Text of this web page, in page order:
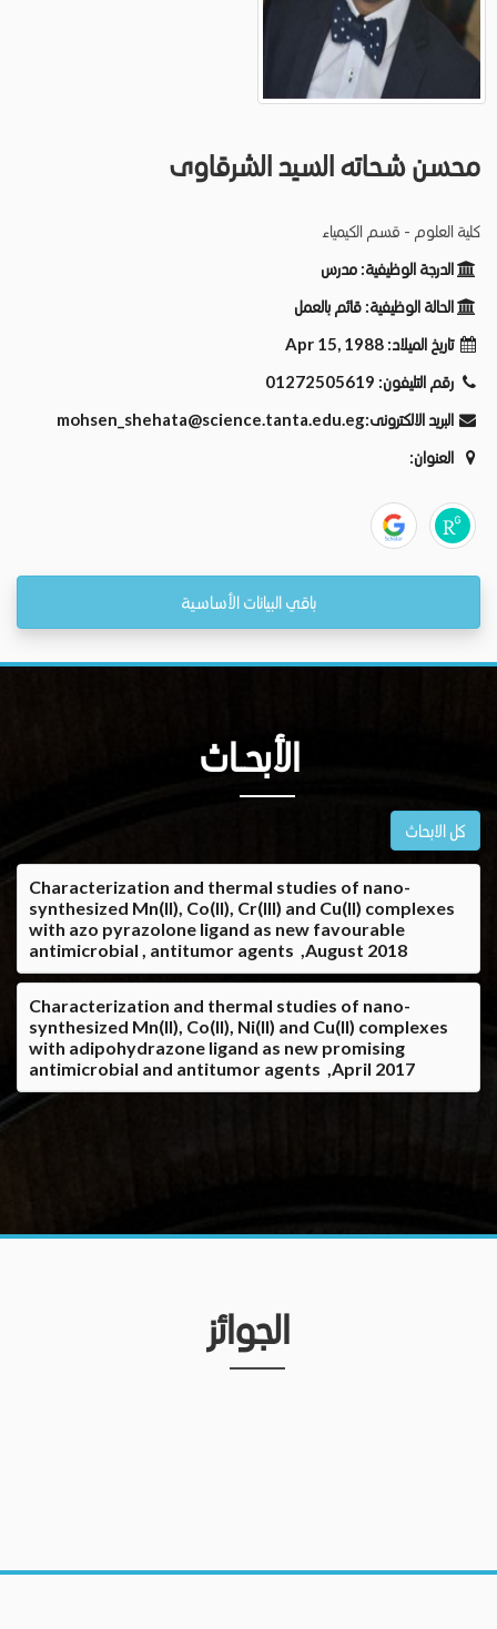
محسن شحاته السيد الشرقاوى
كلية العلوم - قسم الكيمياء
الدرجة الوظيفية: مدرس
الحالة الوظيفية: قائم بالعمل
تاريخ الميلاد: Apr 15, 1988
رقم التليفون: 01272505619
البريد الالكترونى:mohsen_shehata@science.tanta.edu.eg
العنوان:
باقي البيانات الأساسية
الأبحــاث
كل الابحاث
Characterization and thermal studies of nano-
synthesized Mn(II), Co(II), Cr(III) and Cu(II) complexes
with azo pyrazolone ligand as new favourable
antimicrobial , antitumor agents ,August 2018
Characterization and thermal studies of nano-
synthesized Mn(II), Co(II), Ni(II) and Cu(II) complexes
with adipohydrazone ligand as new promising
antimicrobial and antitumor agents ,April 2017
الجوائز